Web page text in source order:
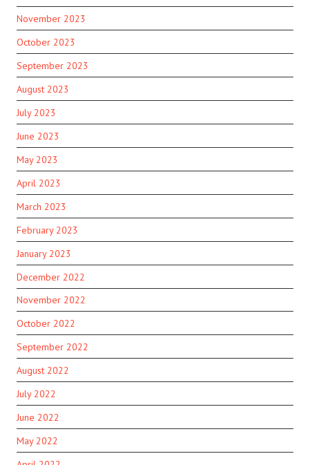
November 2023
October 2023
September 2023
August 2023
July 2023
June 2023
May 2023
April 2023
March 2023
February 2023
January 2023
December 2022
November 2022
October 2022
September 2022
August 2022
July 2022
June 2022
May 2022